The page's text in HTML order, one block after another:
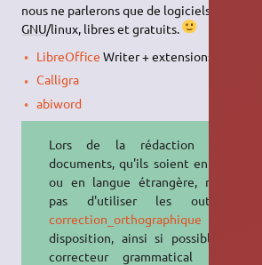
nous ne parlerons que de logiciels
GNU/linux, libres et gratuits.
LibreOffice Writer + extensions
Calligra
abiword
Lors de la rédaction de vos
documents, qu'ils soient en français
ou en langue étrangère, n'oubliez
pas d'utiliser les outils de
correction_orthographique
disposition, ainsi si possible qu'un
correcteur grammatical (n'existe